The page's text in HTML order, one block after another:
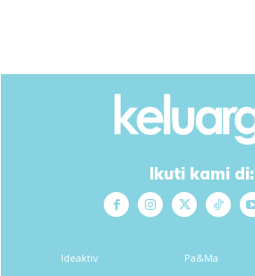
Ads
Ikuti kami di:
Ideaktiv Pa&Ma